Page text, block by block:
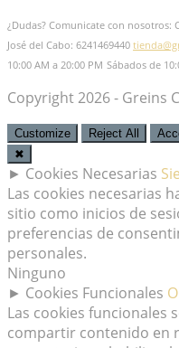
¿Dudas? Comunicate con nosotros:
José del Cabo: 6241469440
10:00 AM a 20:00 PM Sábados de
Copyright 2026 - Greins
Customize Reject All
✖
► Cookies Necesarias
Las cookies necesarias
sitio como inicios de
preferencias de
personales.
Ninguno
► Cookies Funcionales
Las cookies funcionales
compartir contenido en